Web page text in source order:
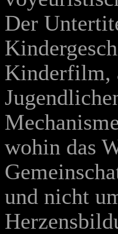
Der
Kinderfilm,
wohin das
und nicht